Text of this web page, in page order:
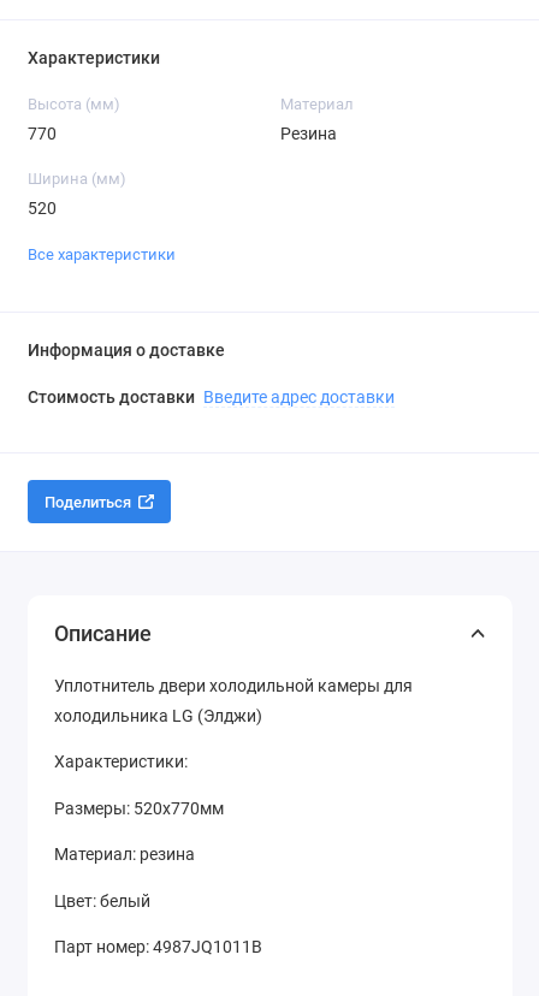
Характеристики
Высота (мм)
770
Материал
Резина
Ширина (мм)
520
Все характеристики
Информация о доставке
Стоимость доставки Введите адрес доставки
Поделиться
Описание
Уплотнитель двери холодильной камеры для
холодильника LG (Элджи)
Характеристики:
Размеры: 520x770мм
Материал: резина
Цвет: белый
Парт номер: 4987JQ1011B